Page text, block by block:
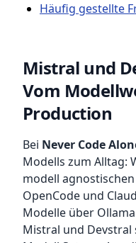
Häufig gestellte
Mistral und
Vom
Production
Bei Never Code
Modells zum Alltag:
modell
OpenCode und
Modelle über
Mistral und Devstral